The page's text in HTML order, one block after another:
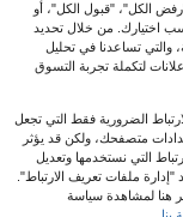
الكل"، "قبول الكل"، أو
اختيارك. من خلال تحديد
والتي تساعدنا في تحليل
لتكملة تجربة التسوق
الضرورية فقط التي تجعل
متصفحك، ولكن قد يؤثر
التي نستخدمها وتعديل
"إدارة ملفات تعريف الارتباط".
هنا لمشاهدة سياسة